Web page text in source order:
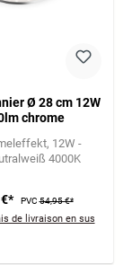
Ø 28 cm 12W
chrome
12W -
4000K
PVC54,95 €*
de livraison en sus